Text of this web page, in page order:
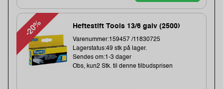
-20% Heftestift Tools 13/6 galv (2500)
Varenummer:159457 /11830725
Lagerstatus:49 stk på lager.
Sendes om:1-3 dager
Obs, kun2 Stk. til denne tilbudsprisen